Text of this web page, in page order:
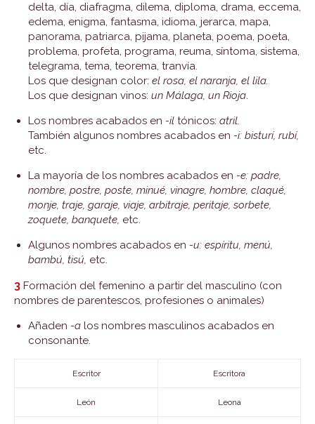
delta, día, diafragma, dilema, diploma, drama, eccema,
edema, enigma, fantasma, idioma, jerarca, mapa,
panorama, patriarca, pijama, planeta, poema, poeta,
problema, profeta, programa, reuma, síntoma, sistema,
telegrama, tema, teorema, tranvía.
Los que designan color: el rosa, el naranja, el lila.
Los que designan vinos: un Málaga, un Rioja.
Los nombres acabados en -il tónicos: atril.
También algunos nombres acabados en -i: bisturí, rubí,
etc.
La mayoría de los nombres acabados en -e: padre,
nombre, postre, poste, minué, vinagre, hombre, claqué,
monje, traje, garaje, viaje, arbitraje, peritaje, sorbete,
zoquete, banquete, etc.
Algunos nombres acabados en -u: espíritu, menú,
bambú, tisú, etc.
3 Formación del femenino a partir del masculino (con
nombres de parentescos, profesiones o animales)
Añaden -a los nombres masculinos acabados en
consonante.
Escritor Escritora
León Leona